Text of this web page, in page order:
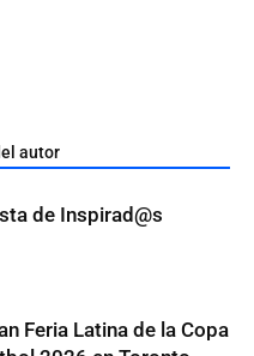
autor
de Inspirad@s
Feria Latina de la Copa